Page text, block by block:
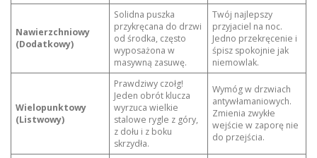
Nawierzchniowy
(Dodatkowy)
Solidna puszka
przykręcana do drzwi
od środka, często
wyposażona w
masywną zasuwę.
Twój najlepszy
przyjaciel na noc.
Jedno przekręcenie i
śpisz spokojnie jak
niemowlak.
Wielopunktowy
(Listwowy)
Prawdziwy czołg!
Jeden obrót klucza
wyrzuca wielkie
stalowe rygle z góry,
z dołu i z boku
skrzydła.
Wymóg w drzwiach
antywłamaniowych.
Zmienia zwykłe
wejście w zaporę nie
do przejścia.